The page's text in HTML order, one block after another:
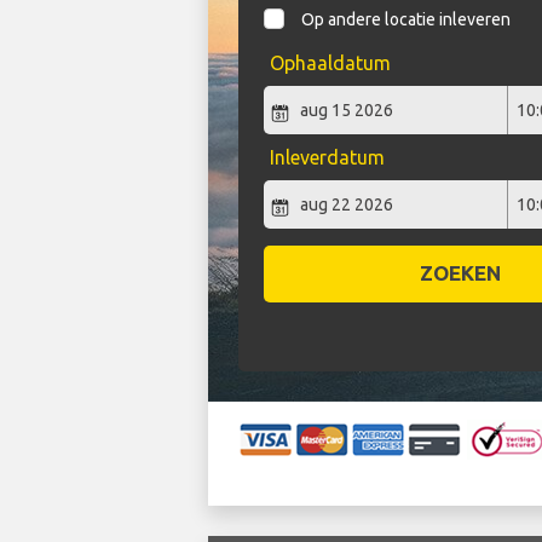
Op andere locatie inleveren
Ophaaldatum
Inleverdatum
ZOEKEN